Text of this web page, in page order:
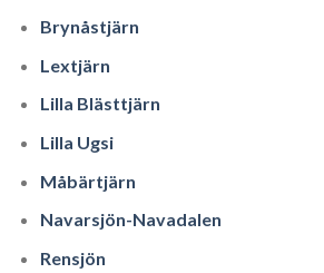
Brynåstjärn
Lextjärn
Lilla Blästtjärn
Lilla Ugsi
Måbärtjärn
Navarsjön-Navadalen
Rensjön